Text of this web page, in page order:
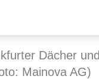
Dächer und
Mainova AG)